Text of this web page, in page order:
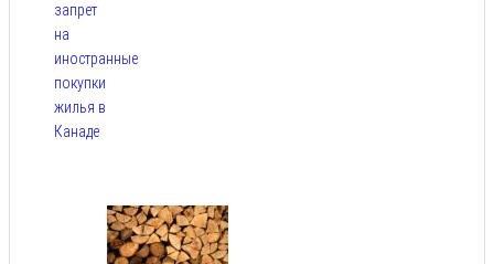
запрет
на
иностранные
покупки
жилья в
Канаде